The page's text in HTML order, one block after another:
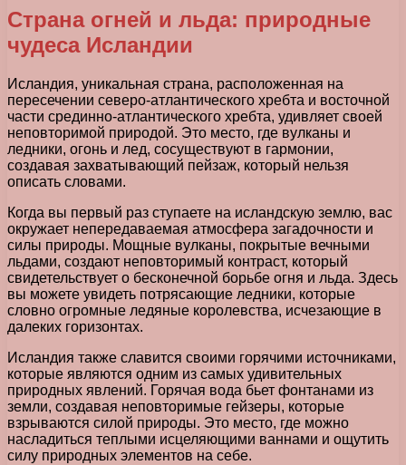
Страна огней и льда: природные
чудеса Исландии
Исландия, уникальная страна, расположенная на
пересечении северо-атлантического хребта и восточной
части срединно-атлантического хребта, удивляет своей
неповторимой природой. Это место, где вулканы и
ледники, огонь и лед, сосуществуют в гармонии,
создавая захватывающий пейзаж, который нельзя
описать словами.
Когда вы первый раз ступаете на исландскую землю, вас
окружает непередаваемая атмосфера загадочности и
силы природы. Мощные вулканы, покрытые вечными
льдами, создают неповторимый контраст, который
свидетельствует о бесконечной борьбе огня и льда. Здесь
вы можете увидеть потрясающие ледники, которые
словно огромные ледяные королевства, исчезающие в
далеких горизонтах.
Исландия также славится своими горячими источниками,
которые являются одним из самых удивительных
природных явлений. Горячая вода бьет фонтанами из
земли, создавая неповторимые гейзеры, которые
взрываются силой природы. Это место, где можно
насладиться теплыми исцеляющими ваннами и ощутить
силу природных элементов на себе.